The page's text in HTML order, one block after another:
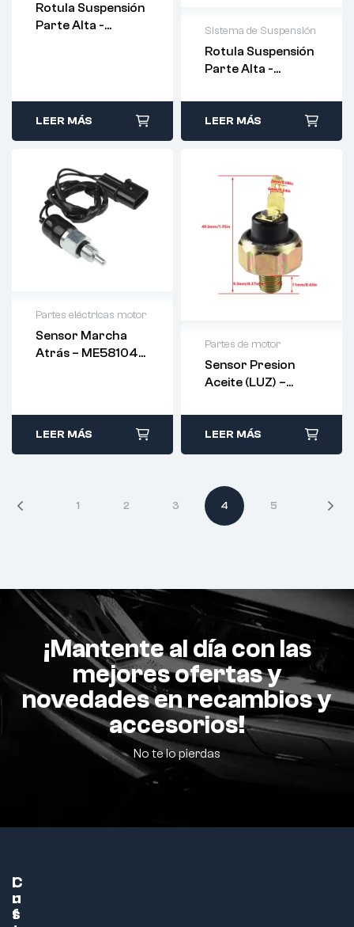
Rotula Suspensión
Parte Alta -
LEER MÁS
Sistema de Suspensión
Rotula Suspensión
Parte Alta -
LEER MÁS
Partes eléctricas motor
Sensor Marcha
Atrás – ME581047
LEER MÁS
Partes de motor
Sensor Presion
Aceite (LUZ) –
LEER MÁS
1 2 3 4 5
¡Mantente al día con las
mejores ofertas y
novedades en recambios y
accesorios!
No te lo pierdas
C
u
s
I
n
f